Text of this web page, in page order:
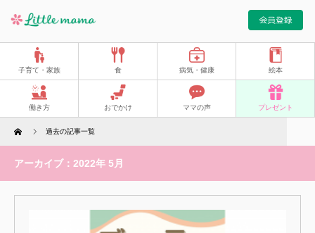
子育て・家族 食 病気・健康 絵本
働き方 おでかけ ママの声 プレゼント
Home 過去の記事一覧
アーカイブ：2022年 5月